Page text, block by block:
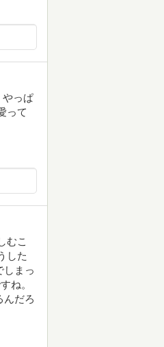
やっぱ
って
むこ
した
しまっ
ね。
んだろ